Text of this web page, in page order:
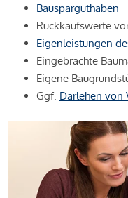
Bausparguthaben
Rückkaufswerte
Eigenleistungen
Eingebrachte
Eigene
Ggf. Darlehen von